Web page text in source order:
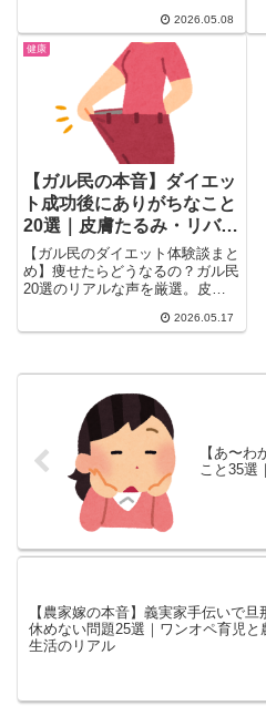
2026.05.08
健康
【ガル民の本音】ダイエッ
ト成功後にありがちなこと
20選｜皮膚たるみ・リバウ
ンド体験談
【ガル民のダイエット体験談まと
め】痩せたらどうなるの？ガル民
20選のリアルな声を厳選。皮膚
バウンドが怖い・周りに心配され
20kg以上の大幅減量体験談も収
2026.05.17
【あ〜
こと35選
【農家嫁の本音】義実家手伝いで旦
休めない問題25選｜ワンオペ育児と
生活のリアル